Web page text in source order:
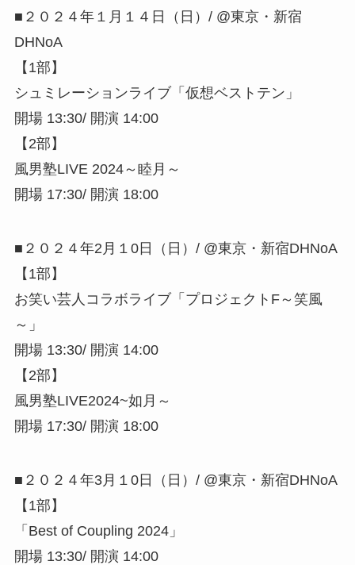
■２０２４年１月１４日（日）/ @東京・新宿
DHNoA
【1部】
シュミレーションライブ「仮想ベストテン」
開場 13:30/ 開演 14:00
【2部】
風男塾LIVE 2024～睦月～
開場 17:30/ 開演 18:00
■２０２４年2月１0日（日）/ @東京・新宿DHNoA
【1部】
お笑い芸人コラボライブ「プロジェクトF～笑風
～」
開場 13:30/ 開演 14:00
【2部】
風男塾LIVE2024~如月～
開場 17:30/ 開演 18:00
■２０２４年3月１0日（日）/ @東京・新宿DHNoA
【1部】
「Best of Coupling 2024」
開場 13:30/ 開演 14:00